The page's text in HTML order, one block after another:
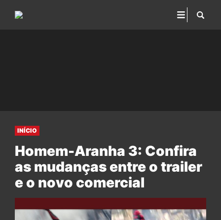
INÍCIO
Homem-Aranha 3: Confira
as mudanças entre o trailer
e o novo comercial